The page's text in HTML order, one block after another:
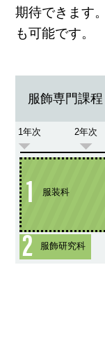
期待できます
も可能です。
服飾専門課程
1年次 2年次
1 服装科
2 服飾研究科